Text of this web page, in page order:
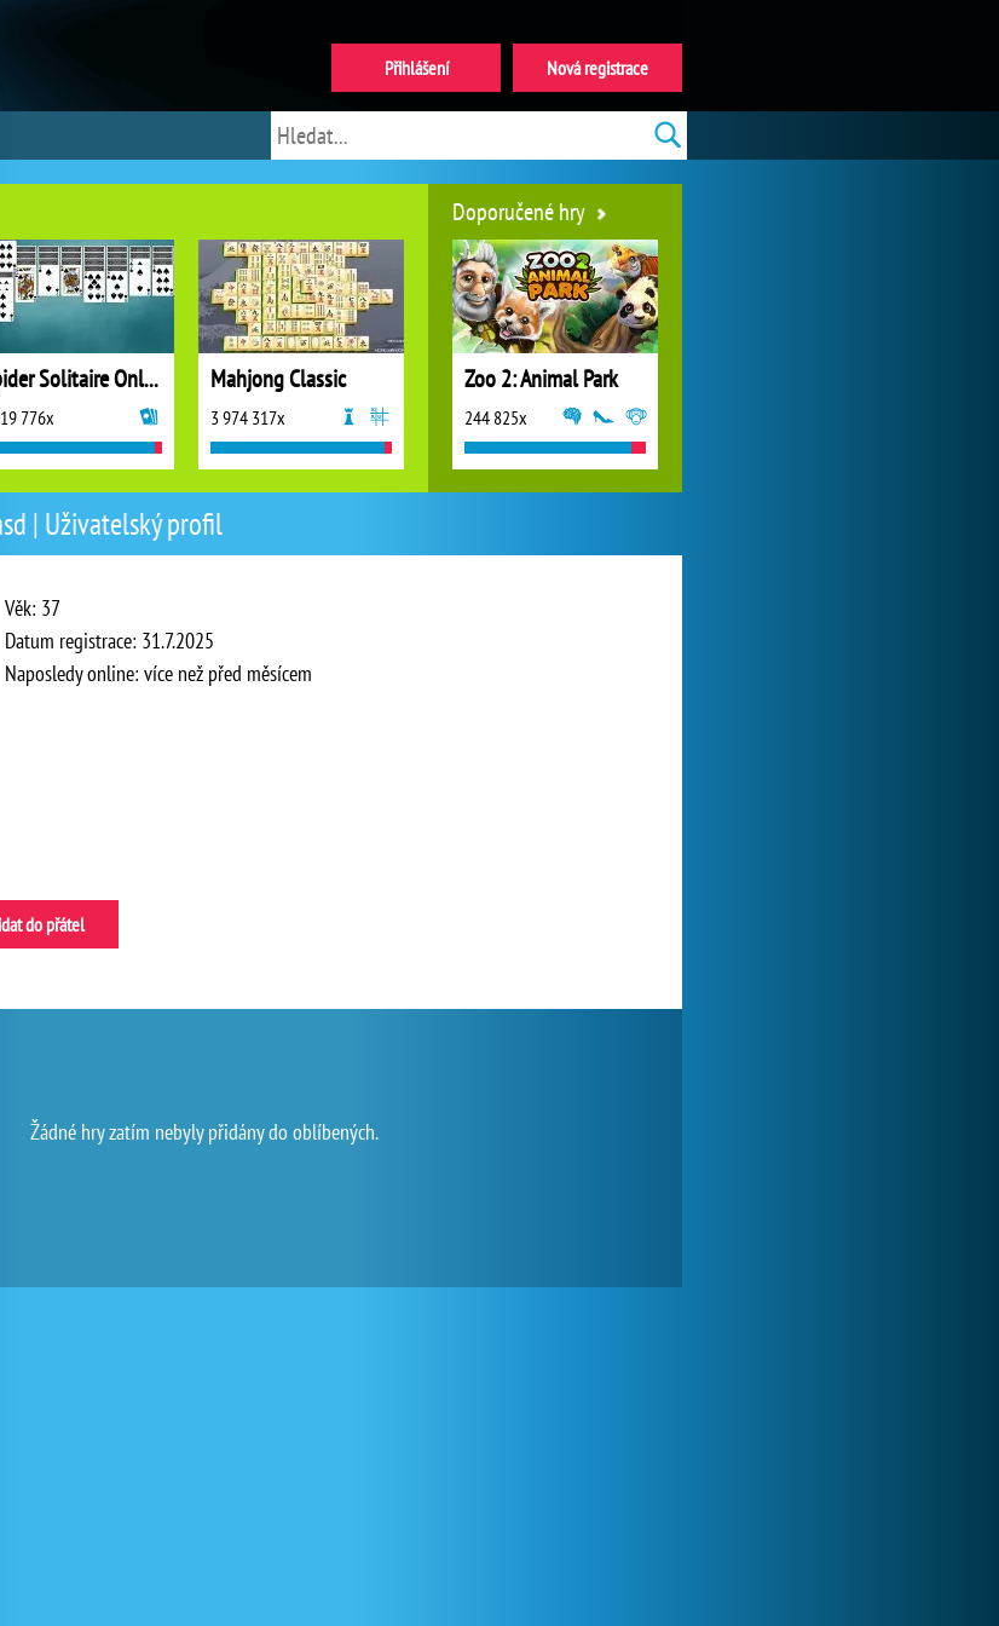
| Uživatelský profil
Věk: 37
Datum registrace: 31.7.2025
Naposledy online: více než před měsícem
do přátel
Žádné hry zatím nebyly přidány do oblíbených.
Spider Solitaire Online
776x
Mahjong Classic
3 974 317x
Doporučené hry
Zoo 2: Animal Park
244 825x
Nová registrace
Přihlášení